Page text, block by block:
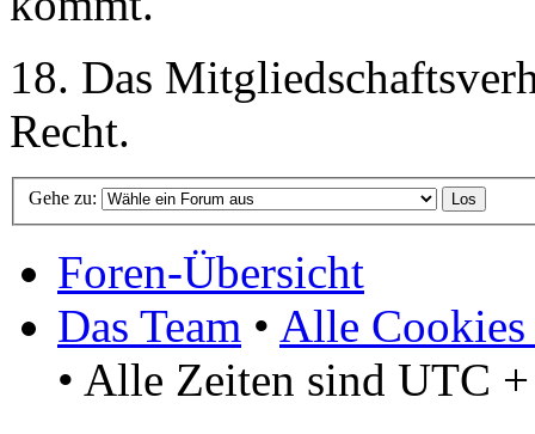
18. Das
Recht.
Gehe zu:
Foren-Übersicht
Das Team • Alle Cookies
• Alle Zeiten sind UTC